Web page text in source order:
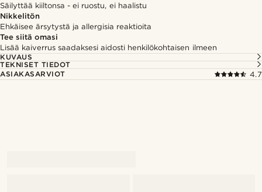
Säilyttää kiiltonsa - ei ruostu, ei haalistu
Nikkelitön
Ehkäisee ärsytystä ja allergisia reaktioita
Tee siitä omasi
Lisää kaiverrus saadaksesi aidosti henkilökohtaisen ilmeen
KUVAUS
TEKNISET TIEDOT
ASIAKASARVIOT
4.7